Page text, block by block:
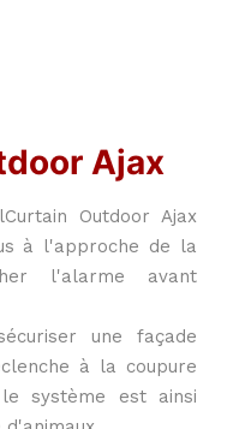
Ajax
Outdoor Ajax
à l'approche de la
l'alarme avant
une façade
à la coupure
système est ainsi